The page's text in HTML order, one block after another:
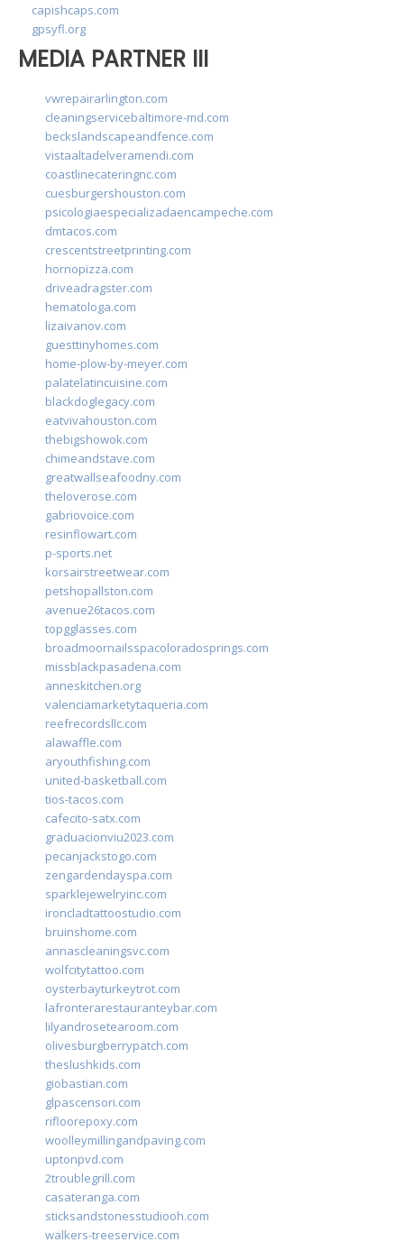
capishcaps.com
gpsyfl.org
MEDIA PARTNER III
vwrepairarlington.com
cleaningservicebaltimore-md.com
beckslandscapeandfence.com
vistaaltadelveramendi.com
coastlinecateringnc.com
cuesburgershouston.com
psicologiaespecializadaencampeche.com
dmtacos.com
crescentstreetprinting.com
hornopizza.com
driveadragster.com
hematologa.com
lizaivanov.com
guesttinyhomes.com
home-plow-by-meyer.com
palatelatincuisine.com
blackdoglegacy.com
eatvivahouston.com
thebigshowok.com
chimeandstave.com
greatwallseafoodny.com
theloverose.com
gabriovoice.com
resinflowart.com
p-sports.net
korsairstreetwear.com
petshopallston.com
avenue26tacos.com
topgglasses.com
broadmoornailsspacoloradosprings.com
missblackpasadena.com
anneskitchen.org
valenciamarketytaqueria.com
reefrecordsllc.com
alawaffle.com
aryouthfishing.com
united-basketball.com
tios-tacos.com
cafecito-satx.com
graduacionviu2023.com
pecanjackstogo.com
zengardendayspa.com
sparklejewelryinc.com
ironcladtattoostudio.com
bruinshome.com
annascleaningsvc.com
wolfcitytattoo.com
oysterbayturkeytrot.com
lafronterarestauranteybar.com
lilyandrosetearoom.com
olivesburgberrypatch.com
theslushkids.com
giobastian.com
glpascensori.com
rifloorepoxy.com
woolleymillingandpaving.com
uptonpvd.com
2troublegrill.com
casateranga.com
sticksandstonesstudiooh.com
walkers-treeservice.com